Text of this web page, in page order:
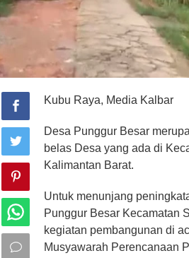
Kubu Raya, Media Kalbar
Desa Punggur Besar
belas Desa yang ada di
Kalimantan Barat.
Untuk menunjang
Punggur Besar Kecamatan
kegiatan pembangunan di
Musyawarah Perencanaan